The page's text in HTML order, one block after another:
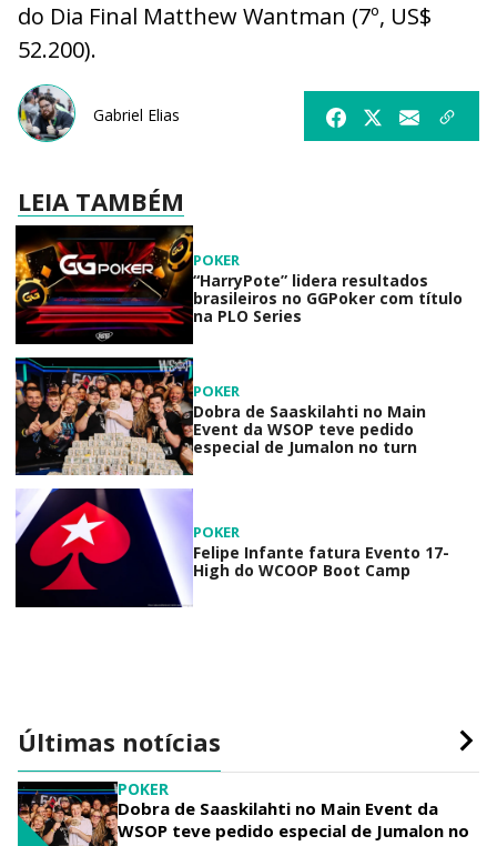
do Dia Final Matthew Wantman (7º, US$
52.200).
Gabriel Elias
LEIA TAMBÉM
POKER
“HarryPote” lidera resultados
brasileiros no GGPoker com título
na PLO Series
POKER
Dobra de Saaskilahti no Main
Event da WSOP teve pedido
especial de Jumalon no turn
POKER
Felipe Infante fatura Evento 17-
High do WCOOP Boot Camp
Últimas notícias
POKER
Dobra de Saaskilahti no Main Event da
WSOP teve pedido especial de Jumalon no